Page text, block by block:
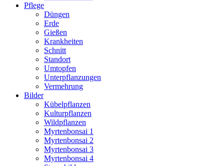
Pflege
Düngen
Erde
Gießen
Krankheiten
Schnitt
Standort
Umtopfen
Unterpflanzungen
Vermehrung
Bilder
Kübelpflanzen
Kulturpflanzen
Wildpflanzen
Myrtenbonsai 1
Myrtenbonsai 2
Myrtenbonsai 3
Myrtenbonsai 4